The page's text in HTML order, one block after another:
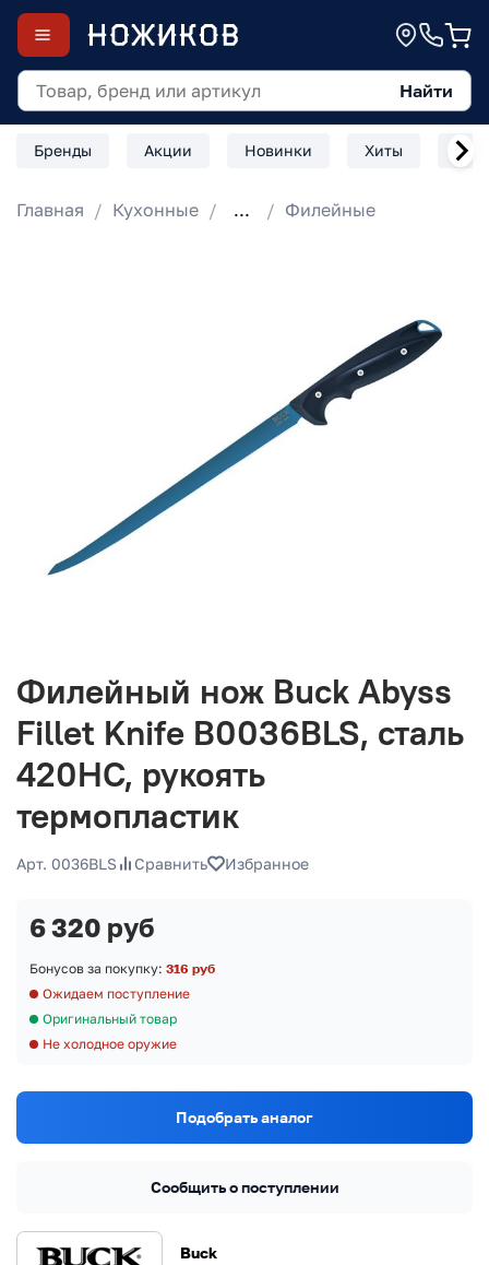
Найти
Бренды Акции Новинки Хиты
Главная Кухонные ... Филейные
Филейный нож Buck Abyss
Fillet Knife B0036BLS, сталь
420HC, рукоять
термопластик
Арт. 0036BLS Сравнить Избранное
Buck
6 320 руб
Бонусов за покупку: 316 руб
Ожидаем поступление
Оригинальный товар
Не холодное оружие
Подобрать аналог
Сообщить о поступлении